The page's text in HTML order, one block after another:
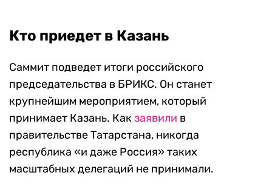
Кто приедет в Казань
Саммит подведет итоги российского
председательства в БРИКС. Он станет
крупнейшим мероприятием, который
принимает Казань. Какзаявили в
правительстве Татарстана, никогда
республика «и даже Россия» таких
масштабных делегаций не принимали.